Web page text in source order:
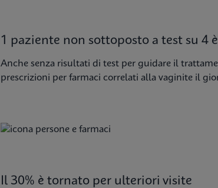
1 paziente non sottoposto a test su
Anche senza risultati di test per guidare il
prescrizioni per farmaci correlati alla vaginite il
Il 30% è tornato per ulteriori visite